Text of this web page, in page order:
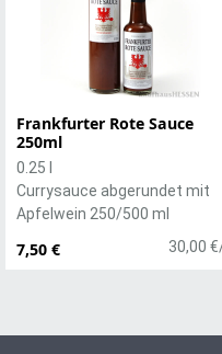
Frankfurter Rote Sauce
250ml
7,50 € 30,00
0.25 l
Currysauce abgerundet mit
Apfelwein 250/500 ml